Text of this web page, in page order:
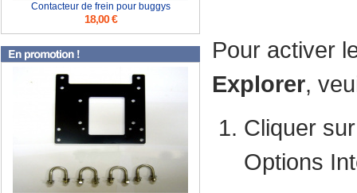
Contacteur de frein pour buggys
18,00 €
Pour activer
Explorer,
Cliquer
Options